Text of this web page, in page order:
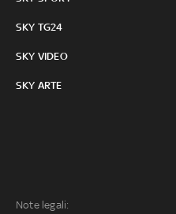
SKY TG24
SKY VIDEO
SKY ARTE
Note legali: